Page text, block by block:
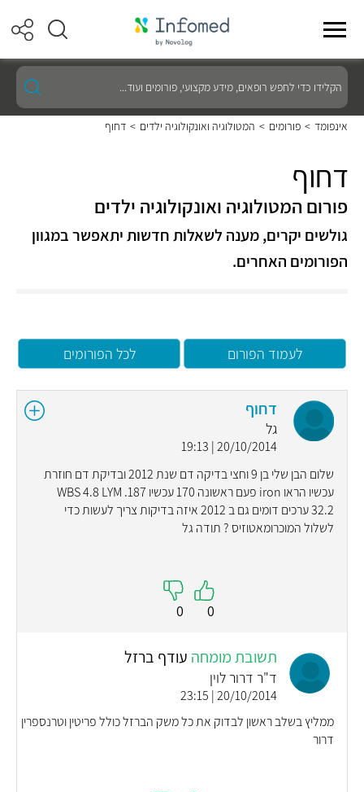
הקלידו
כדי
לחפש
רופאים,
מידע
ועוד...
אינפומד > פורומים > המטולוגיה ואונקולוגיה ילדים > דחוף
דחוף
פורום המטולוגיה ואונקולוגיה ילדים
גולשים יקרים, מענה לשאלות חדשות יתאפשר במגוון
הפורומים האחרים.
לעמוד הפורום לכל הפורומים
דחוף
גל
20/10/2014 | 19:13
שלום הבן שלי בן 9 וחצי בדיקה דם שנת 2012 ובדיקת דם חוזרת
עכשיו הראו iron פעם ראשונה 170 עכשיו 187. WBS 4.8 LYM
32.2 ערכים דומים גם ב 2012 איזה בדיקות צריך לעשות כדי
לשלול המוכרומאטוזיס ? תודה גל
0
0
תשובת מומחה עודף ברזל
ד"ר דרור לוין
20/10/2014 | 23:15
ממליץ בשלב ראשון לבדוק את כל משק הברזל כולל פריטין וטרנספרין
דרור